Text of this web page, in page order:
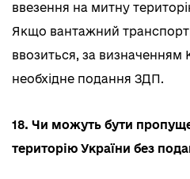
ввезення на митну
Якщо вантажний
ввозиться, за визначенням
необхідне подання ЗДП.
18. Чи можуть бути
територію України без